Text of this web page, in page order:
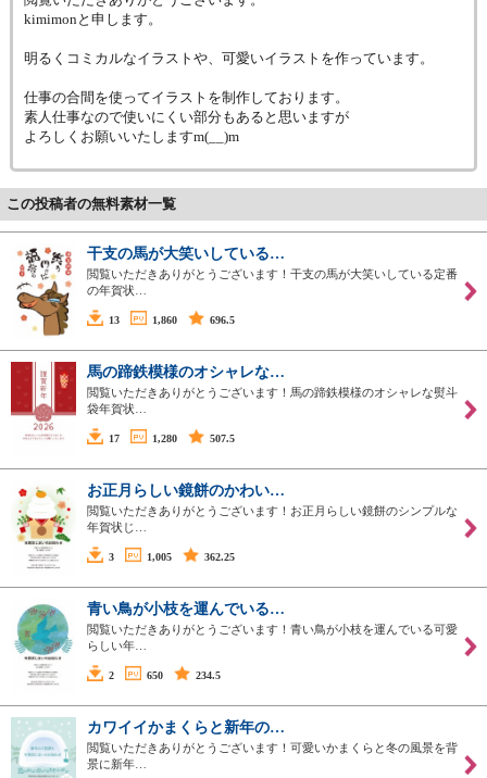
kimimonと申します。
明るくコミカルなイラストや、可愛いイラストを作っています。
仕事の合間を使ってイラストを制作しております。
素人仕事なので使いにくい部分もあると思いますが
よろしくお願いいたしますm(__)m
この投稿者の無料素材一覧
干支の馬が大笑いしている…
閲覧いただきありがとうございます！干支の馬が大笑いしている定番
の年賀状…
13 1,860 696.5
馬の蹄鉄模様のオシャレな…
閲覧いただきありがとうございます！馬の蹄鉄模様のオシャレな熨斗
袋年賀状…
17 1,280 507.5
お正月らしい鏡餅のかわい…
閲覧いただきありがとうございます！お正月らしい鏡餅のシンプルな
年賀状じ…
3 1,005 362.25
青い鳥が小枝を運んでいる…
閲覧いただきありがとうございます！青い鳥が小枝を運んでいる可愛
らしい年…
2 650 234.5
カワイイかまくらと新年の…
閲覧いただきありがとうございます！可愛いかまくらと冬の風景を背
景に新年…